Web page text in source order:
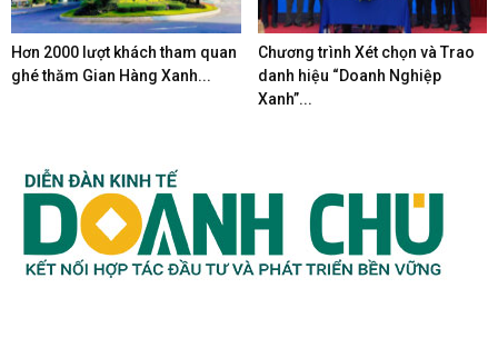
Hơn 2000 lượt khách tham quan
ghé thăm Gian Hàng Xanh...
Chương trình Xét chọn và Trao
danh hiệu “Doanh Nghiệp
Xanh”...